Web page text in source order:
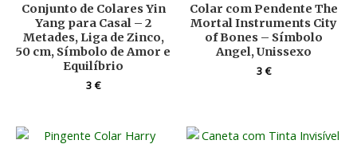
Conjunto de Colares Yin
Yang para Casal – 2
Metades, Liga de Zinco,
50 cm, Símbolo de Amor e
Equilíbrio
3€
Colar com Pendente The
Mortal Instruments City
of Bones – Símbolo
Angel, Unissexo
3€